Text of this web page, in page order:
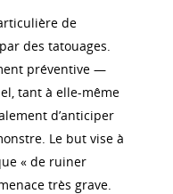
de
des tatouages.
préventive —
tant à elle-même
d’anticiper
Le but vise à
« de ruiner
très grave.